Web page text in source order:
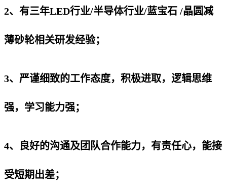
2、有三年LED行业/半导体行业/蓝宝石 /晶圆减
薄砂轮相关研发经验；
3、严谨细致的工作态度，积极进取，逻辑思维
强，学习能力强；
4、良好的沟通及团队合作能力，有责任心，能接
受短期出差；